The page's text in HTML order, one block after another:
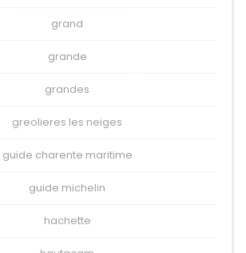
grand
grande
grandes
greolieres les neiges
guide charente maritime
guide michelin
hachette